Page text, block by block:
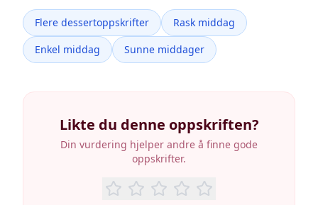
Flere dessertoppskrifter
Rask middag
Enkel middag
Sunne middager
Likte du denne oppskriften?
Din vurdering hjelper andre å finne gode
oppskrifter.